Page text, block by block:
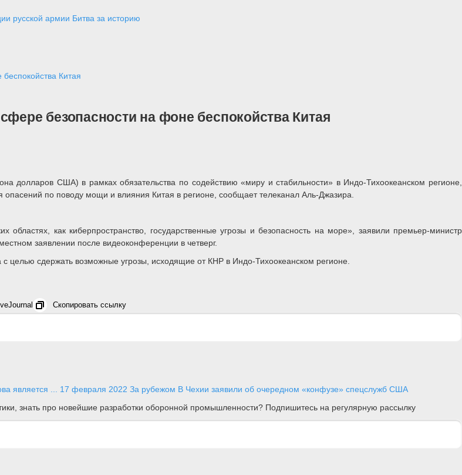
русской армии Битва за историю
Китая
безопасности на фоне беспокойства Китая
долларов США) в рамках обязательства по содействию «миру и стабильности» в Индо-Тихоокеанском регионе,
по поводу мощи и влияния Китая в регионе, сообщает телеканал Аль-Джазира.
областях, как киберпространство, государственные угрозы и безопасность на море», заявили премьер-министр
заявлении после видеоконференции в четверг.
целью сдержать возможные угрозы, исходящие от КНР в Индо-Тихоокеанском регионе.
Скопировать ссылку
является ... 17 февраля 2022 За рубежом В Чехии заявили об очередном «конфузе» спецслужб США
знать про новейшие разработки оборонной промышленности? Подпишитесь на регулярную рассылку